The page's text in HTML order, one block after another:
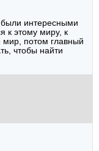
были интересными
к этому миру, к
мир, потом главный
чтобы найти